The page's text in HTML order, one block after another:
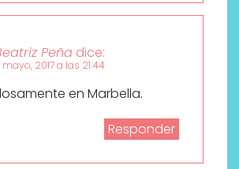
Peña dice:
mayo, 2017 a las 21:44
en Marbella.
Responder